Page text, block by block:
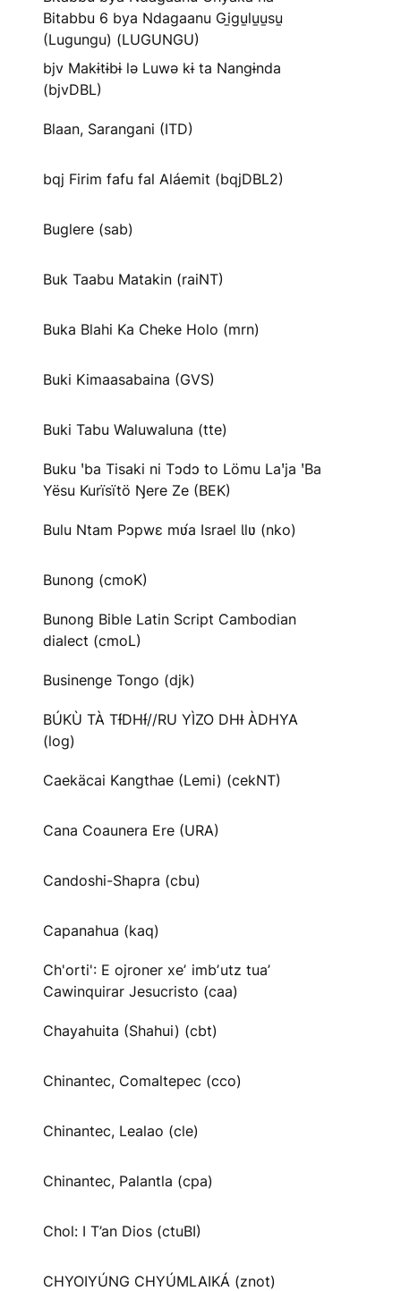
Bitabbu 6 bya Ndagaanu Gi̱gu̱lu̱u̱su̱
(Lugungu) (LUGUNGU)
bjv Makɨtɨbɨ lə Luwə kɨ ta Nangɨnda
(bjvDBL)
Blaan, Sarangani (ITD)
bqj Firim fafu fal Aláemit (bqjDBL2)
Buglere (sab)
Buk Taabu Matakin (raiNT)
Buka Blahi Ka Cheke Holo (mrn)
Buki Kimaasabaina (GVS)
Buki Tabu Waluwaluna (tte)
Buku ꞌba Tisaki ni Tɔdɔ to Lömu Laꞌja ꞌBa
Yësu Kurïsïtö Ŋere Ze (BEK)
Bulu Ntam Pɔpwɛ mʋ́a Israel Ɩlʋ (nko)
Bunong (cmoK)
Bunong Bible Latin Script Cambodian
dialect (cmoL)
Businenge Tongo (djk)
BÚKÙ TÀ TƗ́DHƗ́//RU YÌZO DHƗ ÀDHYA
(log)
Caekäcai Kangthae (Lemi) (cekNT)
Cana Coaunera Ere (URA)
Candoshi-Shapra (cbu)
Capanahua (kaq)
Ch'orti': E ojroner xeʼ imbʼutz tuaʼ
Cawinquirar Jesucristo (caa)
Chayahuita (Shahui) (cbt)
Chinantec, Comaltepec (cco)
Chinantec, Lealao (cle)
Chinantec, Palantla (cpa)
Chol: I T’an Dios (ctuBI)
CHYOIYÚNG CHYÚMLAIKÁ (znot)